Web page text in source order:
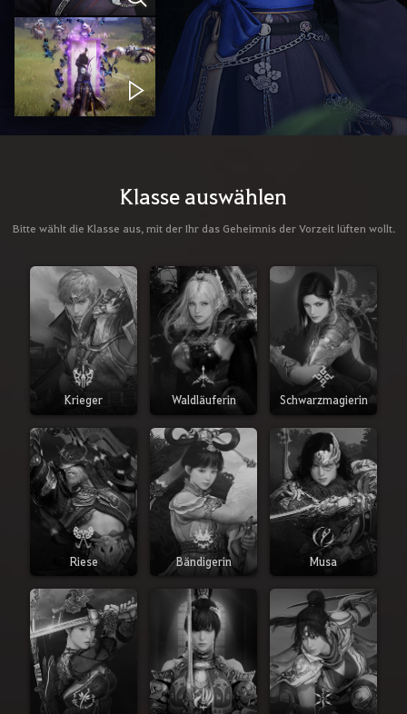
Klasse auswählen
Bitte wählt die Klasse aus, mit der Ihr das Geheimnis der Vorzeit lüften wollt.
Krieger Waldläuferin Schwarzmagierin
Riese Bändigerin Musa